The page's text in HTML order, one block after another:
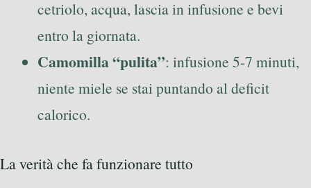
cetriolo, acqua, lascia in infusione e bevi
entro la giornata.
Camomilla “pulita”: infusione 5-7 minuti,
niente miele se stai puntando al deficit
calorico.
La verità che fa funzionare tutto